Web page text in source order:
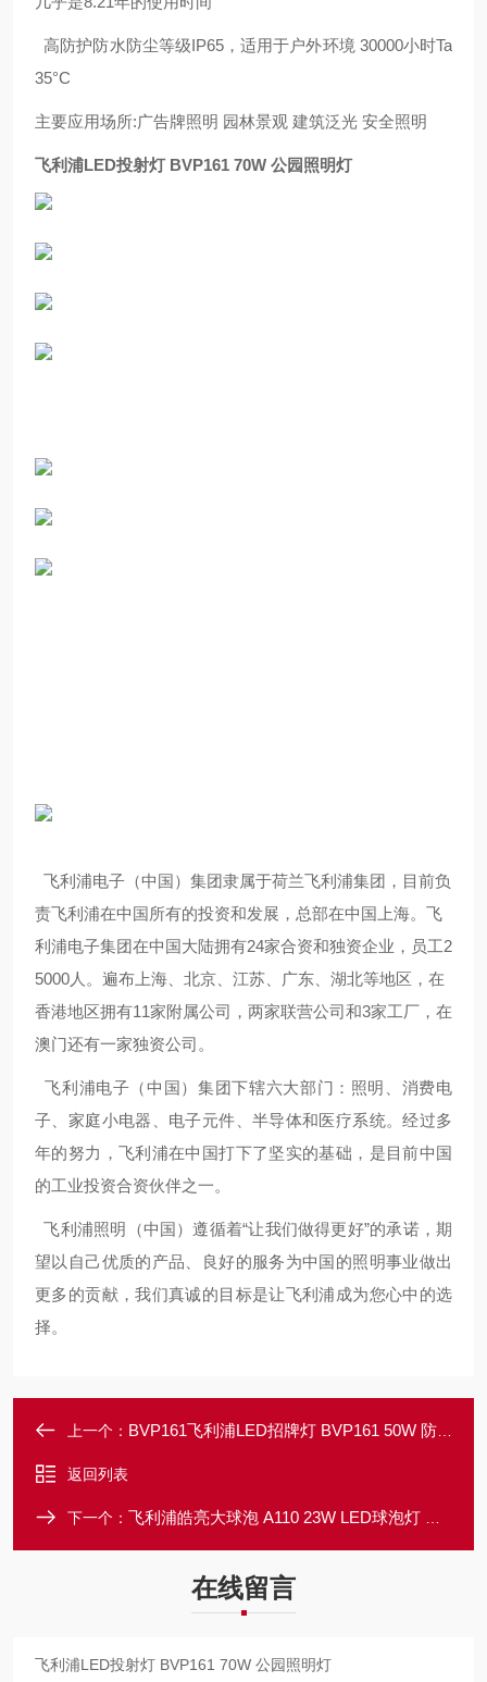
高防护防水防尘等级IP65，适用于户外环境 30000小时Ta
35°C
主要应用场所:广告牌照明 园林景观 建筑泛光 安全照明
飞利浦LED投射灯 BVP161 70W 公园照明灯
飞利浦电子（中国）集团隶属于荷兰飞利浦集团，目前负
责飞利浦在中国所有的投资和发展，总部在中国上海。飞
利浦电子集团在中国大陆拥有24家合资和独资企业，员工2
5000人。遍布上海、北京、江苏、广东、湖北等地区，在
香港地区拥有11家附属公司，两家联营公司和3家工厂，在
澳门还有一家独资公司。
飞利浦电子（中国）集团下辖六大部门：照明、消费电
子、家庭小电器、电子元件、半导体和医疗系统。经过多
年的努力，飞利浦在中国打下了坚实的基础，是目前中国
的工业投资合资伙伴之一。
飞利浦照明（中国）遵循着“让我们做得更好”的承诺，期
望以自己优质的产品、良好的服务为中国的照明事业做出
更多的贡献，我们真诚的目标是让飞利浦成为您心中的选
择。
上一个： BVP161飞利浦LED招牌灯 BVP161 50W 防水外墙灯
返回列表
下一个： 飞利浦皓亮大球泡 A110 23W LED球泡灯 大功率LED灯泡
在线留言